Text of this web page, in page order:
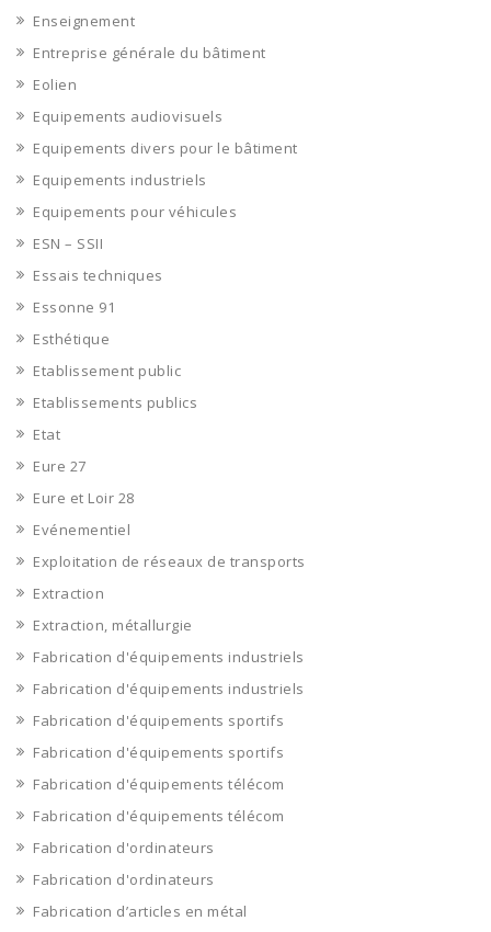
Enseignement
Entreprise générale du bâtiment
Eolien
Equipements audiovisuels
Equipements divers pour le bâtiment
Equipements industriels
Equipements pour véhicules
ESN – SSII
Essais techniques
Essonne 91
Esthétique
Etablissement public
Etablissements publics
Etat
Eure 27
Eure et Loir 28
Evénementiel
Exploitation de réseaux de transports
Extraction
Extraction, métallurgie
Fabrication d'équipements industriels
Fabrication d'équipements industriels
Fabrication d'équipements sportifs
Fabrication d'équipements sportifs
Fabrication d'équipements télécom
Fabrication d'équipements télécom
Fabrication d'ordinateurs
Fabrication d'ordinateurs
Fabrication d’articles en métal